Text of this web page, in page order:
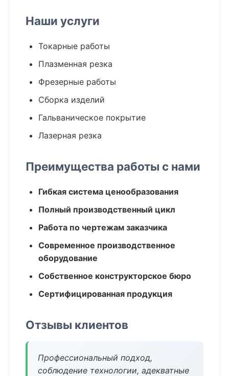
Наши услуги
Токарные работы
Плазменная резка
Фрезерные работы
Сборка изделий
Гальваническое покрытие
Лазерная резка
Преимущества работы с нами
Гибкая система ценообразования
Полный производственный цикл
Работа по чертежам заказчика
Современное производственное
оборудование
Собственное конструкторское бюро
Сертифицированная продукция
Отзывы клиентов
Профессиональный подход,
соблюдение технологии, адекватные